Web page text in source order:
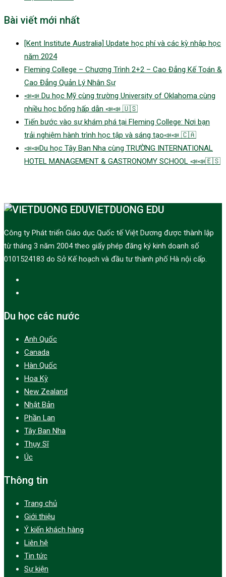
Bài viết mới nhất
[Kent Institute Australia] Update học phí và các kỳ nhập học
năm 2024
Fleming College – Chương Trình 2+2 – Cao Đẳng Kế Toán &
Cao Đẳng Quản Lý Nhân Sự
📣📣 Du học Mỹ cùng trường University of Oklahoma cùng
nhiều học bổng hấp dẫn 📣📣 🇺🇸
Tiến bước vào sự khám phá tại Fleming College: Nơi bạn
trải nghiệm hành trình học tập và sáng tạo📣📣 🇨🇦
📣📣Du học Tây Ban Nha cùng TRƯỜNG INTERNATIONAL
HOTEL MANAGEMENT & GASTRONOMY SCHOOL 📣📣🇪🇸
VIETDUONG EDU
Công ty Phát triển Giáo dục Quốc tế Việt Dương được thành lập
từ tháng 3 năm 2004 theo giấy phép đăng ký kinh doanh số
0101524183 do Sở Kế hoạch và đầu tư thành phố Hà nội cấp.
Du học các nước
Anh Quốc
Canada
Hàn Quốc
Hoa Kỳ
New Zealand
Nhật Bản
Phần Lan
Tây Ban Nha
Thụy Sĩ
Úc
Thông tin
Trang chủ
Giới thiệu
Ý kiến khách hàng
Liên hệ
Tin tức
Sự kiện